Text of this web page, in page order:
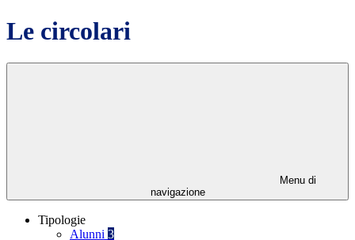
Le circolari
Menu di
navigazione
Tipologie
Alunni 3